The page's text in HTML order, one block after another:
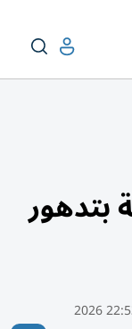
بتدهور